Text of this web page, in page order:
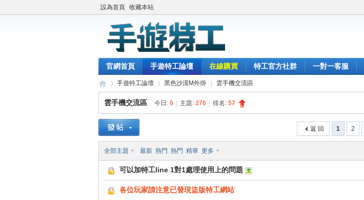
設為首頁 收藏本站
官網首頁 手遊特工論壇 在線購買 特工官方社群 一對一客服
»
手遊特工論壇 黑色沙漠M外掛 雲手機交流區
雲手機交流區 今日: 0 主題: 276 排名: 57
1 2
返 回
全部主題 最新 熱門 熱門 精華 更多
可以加特工line 1對1處理使用上的問題
各位玩家請注意已發現盜版特工網站